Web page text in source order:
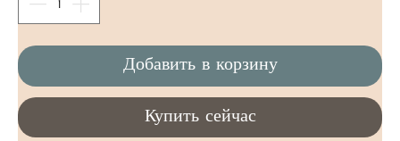
Добавить в корзину
Купить сейчас